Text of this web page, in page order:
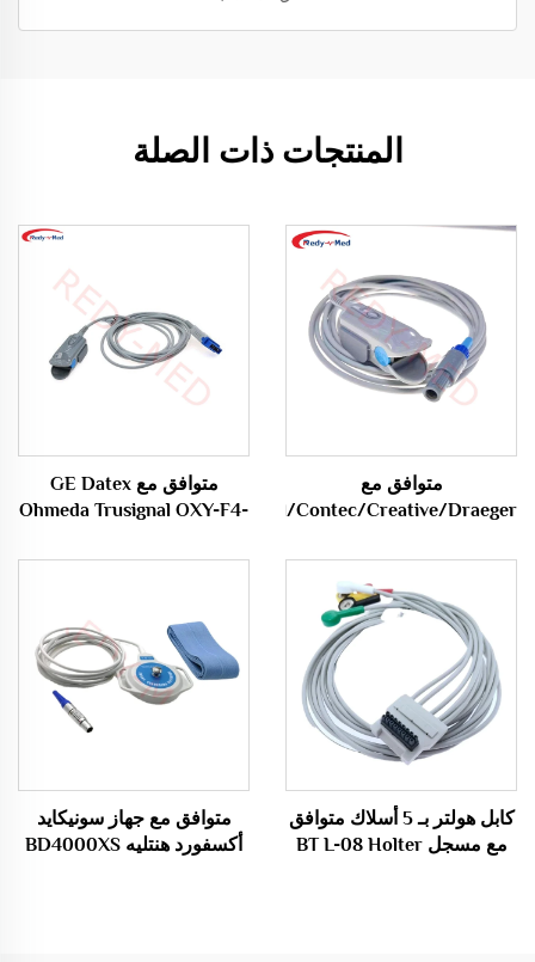
المنتجات ذات الصلة
متوافق مع
Mindray/Edan/Carewell/Contec/Creative/Draeger
/Edan/Kontron/Sonolife/Venni
مستشعر Spo2 /Probe
Cable
متوافق مع GE Datex
Ohmeda Trusignal OXY-F4-
كابل هولتر بـ 5 أسلاك متوافق
مع مسجل BT L-08 Holter
متوافق مع جهاز سونيكايد
أكسفورد هنتليه BD4000XS